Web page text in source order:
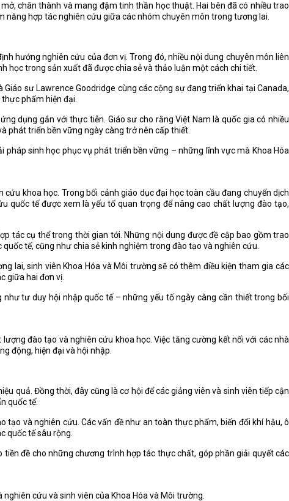
chân thành và mang đậm tinh thần học thuật. Hai bên đã có nhiều trao
năng hợp tác nghiên cứu giữa các nhóm chuyên môn trong tương lai.
hướng nghiên cứu của đơn vị. Trong đó, nhiều nội dung chuyên môn liên
học trong sản xuất đã được chia sẻ và thảo luận một cách chi tiết.
sư Lawrence Goodridge cùng các cộng sự đang triển khai tại Canada,
phẩm hiện đại.
dụng gắn với thực tiễn. Giáo sư cho rằng Việt Nam là quốc gia có nhiều
phát triển bền vững ngày càng trở nên cấp thiết.
sinh học phục vụ phát triển bền vững – những lĩnh vực mà Khoa Hóa
khoa học. Trong bối cảnh giáo dục đại học toàn cầu đang chuyển dịch
quốc tế được xem là yếu tố quan trọng để nâng cao chất lượng đào tạo,
tác cụ thể trong thời gian tới. Những nội dung được đề cập bao gồm trao
tế, cũng như chia sẻ kinh nghiệm trong đào tạo và nghiên cứu.
lai, sinh viên Khoa Hóa và Môi trường sẽ có thêm điều kiện tham gia các
giữa hai đơn vị.
tư duy hội nhập quốc tế – những yếu tố ngày càng cần thiết trong bối
đào tạo và nghiên cứu khoa học. Việc tăng cường kết nối với các nhà
động, hiện đại và hội nhập.
quả. Đồng thời, đây cũng là cơ hội để các giảng viên và sinh viên tiếp cận
quốc tế.
và nghiên cứu. Các vấn đề như an toàn thực phẩm, biến đổi khí hậu, ô
quốc tế sâu rộng.
đề cho những chương trình hợp tác thực chất, góp phần giải quyết các
cứu và sinh viên của Khoa Hóa và Môi trường.